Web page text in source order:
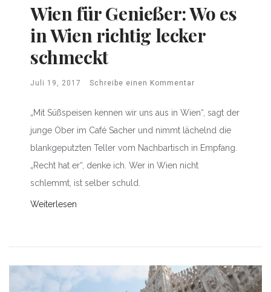
Wien für Genießer: Wo es
in Wien richtig lecker
schmeckt
Juli 19, 2017 Schreibe einen Kommentar
„Mit Süßspeisen kennen wir uns aus in Wien“, sagt der
junge Ober im Café Sacher und nimmt lächelnd die
blankgeputzten Teller vom Nachbartisch in Empfang.
„Recht hat er“, denke ich. Wer in Wien nicht
schlemmt, ist selber schuld.
Weiterlesen